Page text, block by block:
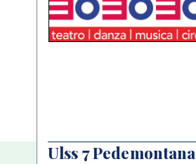
Ulss 7 Pedemontana